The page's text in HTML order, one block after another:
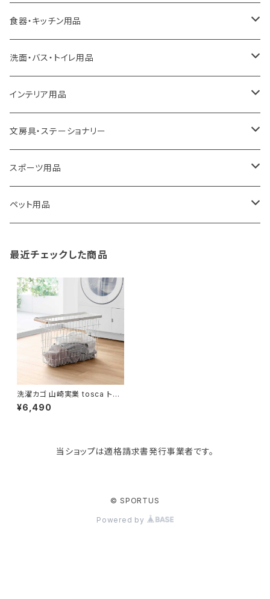
ideaco
a.depeche
ROOTOTE
100percent
藤田金属
TG
paperblanks
Like-it
KIND BAG LONDON
tower
エコバッグ
アクセサリー
トートバッグ
保冷バッグ
リュックサック
ショルダーバッグ
スポーツバッグ
マザーズバッグ
パソコンケース
バッグアクセサリー
食器・キッチン用品
キッチンラック
キッチンペーパーホルダー
食器・テーブルウェア
ゴミ箱
収納用品
ソープディスペンサー
タオルハンガー
調理器具・調理小物
ディッシュラック
洗面・バス・トイレ用品
洗面用品
掃除・洗濯用品
トイレ用品
バス用品
インテリア用品
アイロン台
アクセサリー収納
ウェットティッシュケース
ガーデニング用品
蚊やり
クッション・クッションカバー
玄関収納
文房具・ステーショナリー
筆記具・ペン
ノート
スポーツ用品
卓球用品
ペット用品
猫用グッズ
その他
最近チェックした商品
洗濯カゴ 山崎実業 tosca トス
カ ランドリーバスケット スリム L
10378 ホワイト
¥6,490
当ショップは適格請求書発行事業者です。
© SPORTUS
Powered by